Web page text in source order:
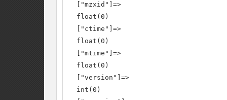
  ["mzxid"]=>
  float(0)
  ["ctime"]=>
  float(0)
  ["mtime"]=>
  float(0)
  ["version"]=>
  int(0)